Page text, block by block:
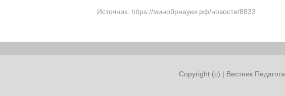
Источник: https://минобрнауки.рф/новости/8833
Copyright (c) | Вестник Педагога